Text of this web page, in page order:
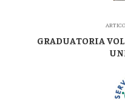
GRADUATORIA